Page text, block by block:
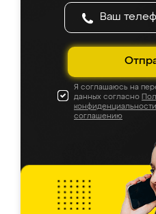
Я соглашаюсь на
данных согласно
конфиденциальности
соглашению